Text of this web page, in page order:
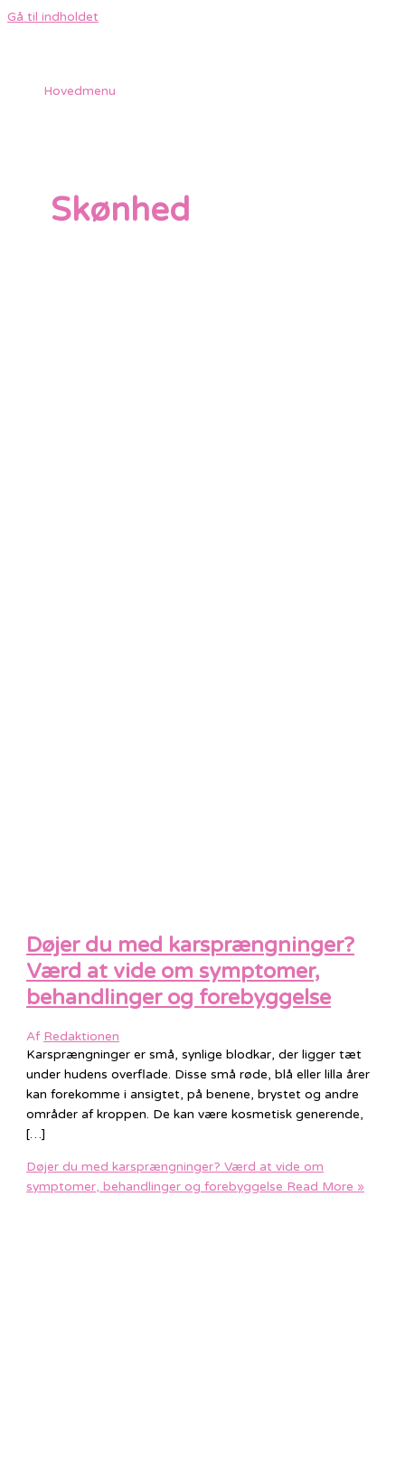
Gå til indholdet
Hovedmenu
Skønhed
Døjer du med karsprængninger?
Værd at vide om symptomer,
behandlinger og forebyggelse
Af Redaktionen
Karsprængninger er små, synlige blodkar, der ligger tæt
under hudens overflade. Disse små røde, blå eller lilla årer
kan forekomme i ansigtet, på benene, brystet og andre
områder af kroppen. De kan være kosmetisk generende,
[…]
Døjer du med karsprængninger? Værd at vide om
symptomer, behandlinger og forebyggelse Read More »